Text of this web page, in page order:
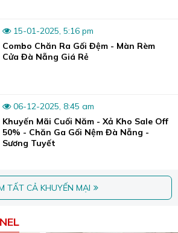
viên sẵn sàng hỗ trợ tư vấn.
tin vềchiếu điều hòa cao su
sự lựa chọn rất tốt cho bạn vào dịp
tâm đến những sản phẩm khác
liên hệ ngay để được tư vấn và
Nguyễn Tri Phương, phường
Nẵng
Tô Hiệu, phường Hòa Khánh, TP.
Trương Quốc Dụng, phường Sơn
15-01-2025, 5:16 pm
Combo Chăn Ra Gối Đệm - Màn Rèm
Cửa Đà Nẵng Giá Rẻ
06-12-2025, 8:45 am
Khuyến Mãi Cuối Năm - Xả Kho Sale Off
50% - Chăn Ga Gối Nệm Đà Nẵng -
Sương Tuyết
TẤT CẢ KHUYẾN MẠI